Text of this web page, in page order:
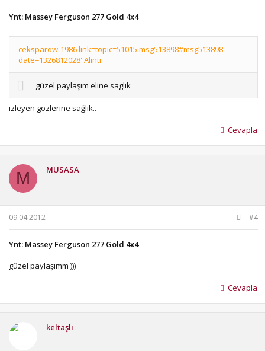
Ynt: Massey Ferguson 277 Gold 4x4
ceksparow-1986 link=topic=51015.msg513898#msg513898
date=1326812028' Alıntı:
güzel paylaşım eline saglık
izleyen gözlerine sağlık..
Cevapla
M MUSASA
09.04.2012 #4
Ynt: Massey Ferguson 277 Gold 4x4
güzel paylaşımm )))
Cevapla
keltaşlı